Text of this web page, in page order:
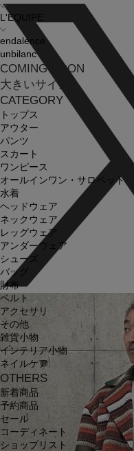
L'EQUIPE
endalence
unbilanc
COMING SOON
大きいサイズ
CATEGORY
トップス
アウター
パンツ
スカート
ワンピース
オールインワン・サロペット
水着
ヘッドウェア
ネックウェア
レッグウェア
アンダーウェア
シューズ
バッグ
財布
ベルト
アクセサリ
その他
雑貨小物
インテリア小物
ネイルケア
OTHERS
新着商品
予約商品
セール
コーディネート
ショップリスト